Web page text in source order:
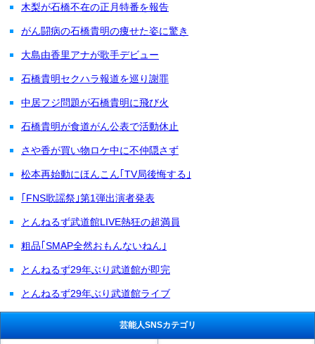
木梨が石橋不在の正月特番を報告
がん闘病の石橋貴明の痩せた姿に驚き
大島由香里アナが歌手デビュー
石橋貴明セクハラ報道を巡り謝罪
中居フジ問題が石橋貴明に飛び火
石橋貴明が食道がん公表で活動休止
さや香が買い物ロケ中に不仲隠さず
松本再始動にほんこん｢TV局後悔する｣
｢FNS歌謡祭｣第1弾出演者発表
とんねるず武道館LIVE熱狂の超満員
粗品｢SMAP全然おもんないねん｣
とんねるず29年ぶり武道館が即完
とんねるず29年ぶり武道館ライブ
芸能人SNSカテゴリ